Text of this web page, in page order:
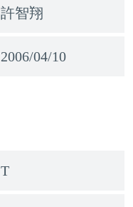
許智翔
2006/04/10
T